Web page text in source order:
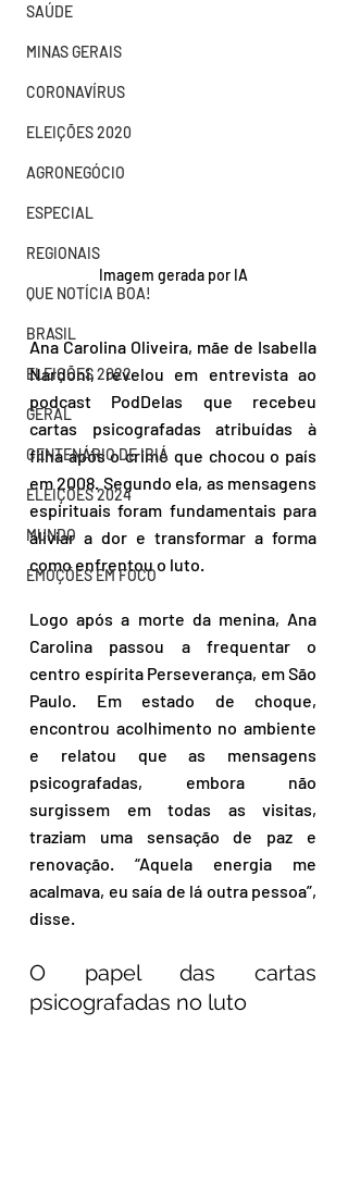
SAÚDE
MINAS GERAIS
CORONAVÍRUS
ELEIÇÕES 2020
AGRONEGÓCIO
ESPECIAL
REGIONAIS
QUE NOTÍCIA BOA!
BRASIL
ELEIÇÕES 2022
GERAL
CENTENÁRIO DE IBIÁ
ELEIÇÕES 2024
MUNDO
EMOÇÕES EM FOCO
Imagem gerada por IA
Ana Carolina Oliveira, mãe de Isabella
Nardoni, revelou em entrevista ao
podcast PodDelas que recebeu
cartas psicografadas atribuídas à
filha após o crime que chocou o país
em 2008. Segundo ela, as mensagens
espirituais foram fundamentais para
aliviar a dor e transformar a forma
como enfrentou o luto.
Logo após a morte da menina, Ana
Carolina passou a frequentar o
centro espírita Perseverança, em São
Paulo. Em estado de choque,
encontrou acolhimento no ambiente
e relatou que as mensagens
psicografadas, embora não
surgissem em todas as visitas,
traziam uma sensação de paz e
renovação. “Aquela energia me
acalmava, eu saía de lá outra pessoa”,
disse.
O papel das cartas
psicografadas no luto